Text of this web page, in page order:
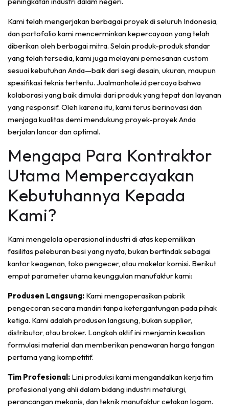
Kami telah mengerjakan berbagai proyek di seluruh Indonesia,
dan portofolio kami mencerminkan kepercayaan yang telah
diberikan oleh berbagai mitra. Selain produk-produk standar
yang telah tersedia, kami juga melayani pemesanan custom
sesuai kebutuhan Anda—baik dari segi desain, ukuran, maupun
spesifikasi teknis tertentu. Jualmanhole.id percaya bahwa
kolaborasi yang baik dimulai dari produk yang tepat dan layanan
yang responsif. Oleh karena itu, kami terus berinovasi dan
menjaga kualitas demi mendukung proyek-proyek Anda
berjalan lancar dan optimal.
Mengapa Para Kontraktor
Utama Mempercayakan
Kebutuhannya Kepada
Kami?
Kami mengelola operasional industri di atas kepemilikan
fasilitas peleburan besi yang nyata, bukan bertindak sebagai
kantor keagenan, toko pengecer, atau makelar komisi. Berikut
empat parameter utama keunggulan manufaktur kami:
Produsen Langsung: Kami mengoperasikan pabrik
pengecoran secara mandiri tanpa ketergantungan pada pihak
ketiga. Kami adalah produsen langsung, bukan supplier,
distributor, atau broker. Langkah aktif ini menjamin keaslian
formulasi material dan memberikan penawaran harga tangan
pertama yang kompetitif.
Tim Profesional: Lini produksi kami mengandalkan kerja tim
profesional yang ahli dalam bidang industri metalurgi,
perancangan mekanis, dan teknik manufaktur cetakan logam.